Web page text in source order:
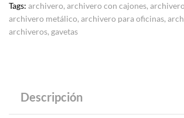
Tags: archivero, archivero con cajones,
archivero metálico, archivero para oficinas,
archiveros, gavetas
Descripción